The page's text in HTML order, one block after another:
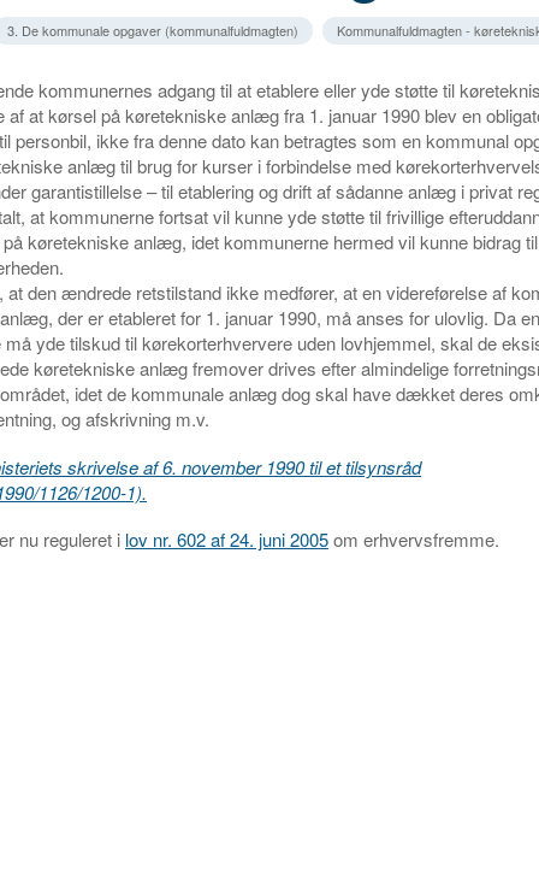
3. De kommunale opgaver (kommunalfuldmagten) Kommunalfuldmagten -
kommunernes adgang til at etablere eller yde støtte til
af at kørsel på køretekniske anlæg fra 1. januar 1990 blev en
personbil, ikke fra denne dato kan betragtes som en kommunal
anlæg til brug for kurser i forbindelse med
garantistillelse – til etablering og drift af sådanne anlæg i privat
at kommunerne fortsat vil kunne yde støtte til frivillige
køretekniske anlæg, idet kommunerne hermed vil kunne bidrag
at den ændrede retstilstand ikke medfører, at en videreførelse af
der er etableret for 1. januar 1990, må anses for ulovlig. Da
yde tilskud til kørekorterhververe uden lovhjemmel, skal de
køretekniske anlæg fremover drives efter almindelige
idet de kommunale anlæg dog skal have dækket deres
og afskrivning m.v.
skrivelse af 6. november 1990 til et tilsynsråd
1126/1200-1).
nu reguleret i lov nr. 602 af 24. juni 2005om erhvervsfremme.